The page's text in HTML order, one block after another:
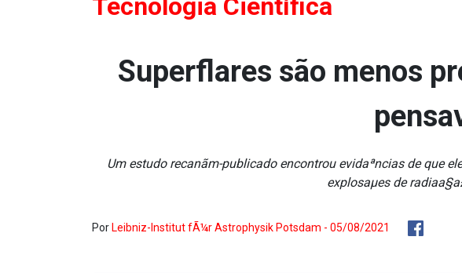
Tecnologia Científica
Superflares são menos
Um estudo recanãm-publicado encontrou evidaªncias de que
explosaµes de
Por Leibniz-Institut fÃ¼r Astrophysik Potsdam - 05/08/2021